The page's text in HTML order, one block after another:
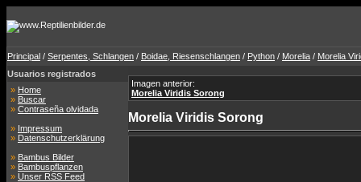
Principal / Serpentes, Schlangen / Boidae, Riesenschlangen / Python / Morelia / Morelia
Usuarios registrados
» Home
» Buscar
» Contraseña olvidada
» Impressum
» Datenschutzerklärung
» Bambus Bilder
» Bambuspflanzen
» Unser RSS Feed
Imagen anterior:
Morelia Viridis Sorong
Morelia Viridis Sorong